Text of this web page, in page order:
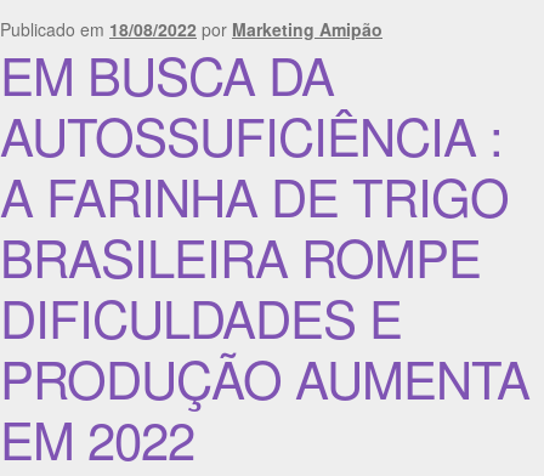
Publicado em 18/08/2022 por Marketing Amipão
EM BUSCA DA
AUTOSSUFICIÊNCIA :
A FARINHA DE TRIGO
BRASILEIRA ROMPE
DIFICULDADES E
PRODUÇÃO AUMENTA
EM 2022